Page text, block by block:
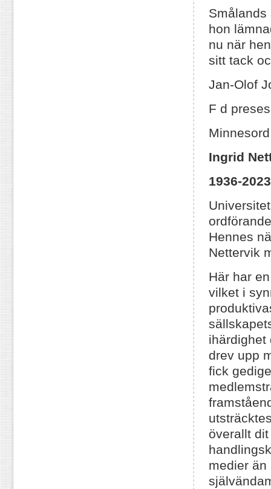
Smålands
hon
nu när
sitt tack
Jan-Olof
F d
Ingrid
1936-2023
Hennes
Nettervik
Här har
vilket i
ihärdighet
drev upp
fick
överallt
medier än